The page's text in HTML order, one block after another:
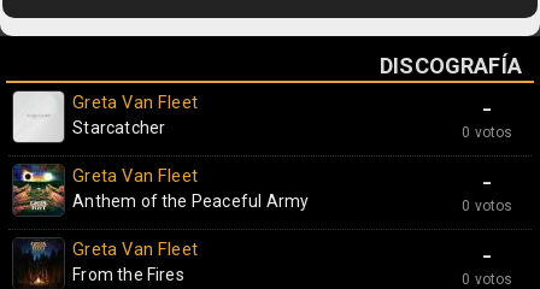
DISCOGRAFÍA
-
0 votos
Greta Van Fleet
Starcatcher
-
0 votos
Greta Van Fleet
Anthem of the Peaceful Army
-
0 votos
Greta Van Fleet
From the Fires